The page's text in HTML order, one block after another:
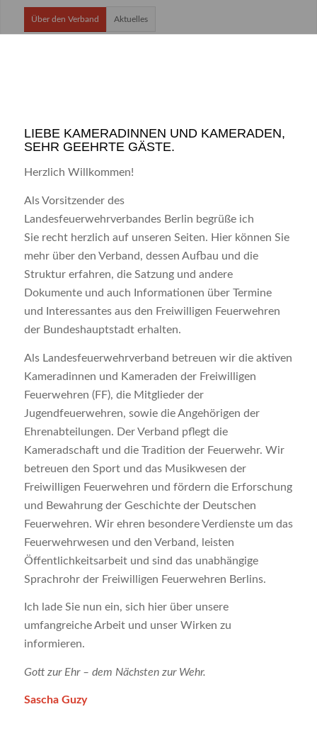
Über den Verband Aktuelles
LIEBE KAMERADINNEN UND KAMERADEN,
SEHR GEEHRTE GÄSTE.
Herzlich Willkommen!
Als Vorsitzender des
Landesfeuerwehrverbandes Berlin begrüße ich
Sie recht herzlich auf unseren Seiten. Hier können Sie
mehr über den Verband, dessen Aufbau und die
Struktur erfahren, die Satzung und andere
Dokumente und auch Informationen über Termine
und Interessantes aus den Freiwilligen Feuerwehren
der Bundeshauptstadt erhalten.
Als Landesfeuerwehrverband betreuen wir die aktiven
Kameradinnen und Kameraden der Freiwilligen
Feuerwehren (FF), die Mitglieder der
Jugendfeuerwehren, sowie die Angehörigen der
Ehrenabteilungen. Der Verband pflegt die
Kameradschaft und die Tradition der Feuerwehr. Wir
betreuen den Sport und das Musikwesen der
Freiwilligen Feuerwehren und fördern die Erforschung
und Bewahrung der Geschichte der Deutschen
Feuerwehren. Wir ehren besondere Verdienste um das
Feuerwehrwesen und den Verband, leisten
Öffentlichkeitsarbeit und sind das unabhängige
Sprachrohr der Freiwilligen Feuerwehren Berlins.
Ich lade Sie nun ein, sich hier über unsere
umfangreiche Arbeit und unser Wirken zu
informieren.
Gott zur Ehr – dem Nächsten zur Wehr.
Sascha Guzy